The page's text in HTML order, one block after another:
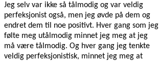
Jeg selv var ikke så tålmodig og var veldig
perfeksjonist også, men jeg øvde på dem og
endret dem til noe positivt. Hver gang som jeg
følte meg utålmodig minnet jeg meg at jeg
må være tålmodig. Og hver gang jeg tenkte
veldig perfeksjonistisk, minnet jeg meg at